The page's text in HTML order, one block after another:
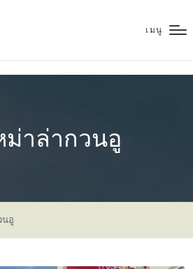
เมนู
าล่ากวนอู
นอู